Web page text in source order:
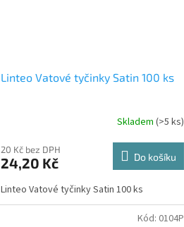
Linteo Vatové tyčinky Satin 100 ks
Skladem (>5 ks)
20 Kč bez DPH
24,20 Kč Do košíku
Linteo Vatové tyčinky Satin 100 ks
Kód: 0104P